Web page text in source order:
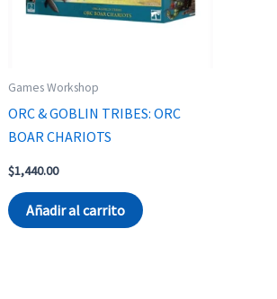
Games Workshop
ORC & GOBLIN TRIBES: ORC
BOAR CHARIOTS
$1,440.00
Añadir al carrito